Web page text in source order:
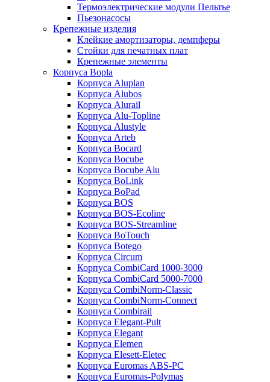
Термоэлектрические модули Пельтье
Пьезонасосы
Крепежные изделия
Клейкие амортизаторы, демпферы
Стойки для печатных плат
Крепежные элементы
Корпуса Bopla
Корпуса Aluplan
Корпуса Alubos
Корпуса Alurail
Корпуса Alu-Topline
Корпуса Alustyle
Корпуса Arteb
Корпуса Bocard
Корпуса Bocube
Корпуса Bocube Alu
Корпуса BoLink
Корпуса BoPad
Корпуса BOS
Корпуса BOS-Ecoline
Корпуса BOS-Streamline
Корпуса BoTouch
Корпуса Botego
Корпуса Circum
Корпуса CombiCard 1000-3000
Корпуса CombiCard 5000-7000
Корпуса CombiNorm-Classic
Корпуса CombiNorm-Connect
Корпуса Combirail
Корпуса Elegant-Pult
Корпуса Elegant
Корпуса Elemen
Корпуса Elesett-Eletec
Корпуса Euromas ABS-PC
Корпуса Euromas-Polymas